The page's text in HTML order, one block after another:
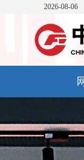
2026-08-06